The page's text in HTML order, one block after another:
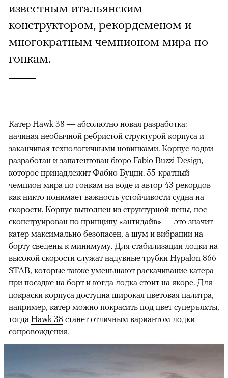
известным итальянским
конструктором, рекордсменом и
многократным чемпионом мира по
гонкам.
Катер Hawk 38 — абсолютно новая разработка:
начиная необычной ребристой структурой корпуса и
заканчивая технологичными новинками. Корпус лодки
разработан и запатентован бюро Fabio Buzzi Design,
которое принадлежит Фабио Буцци. 55-кратный
чемпион мира по гонкам на воде и автор 43 рекордов
как никто понимает важность устойчивости судна на
скорости. Корпус выполнен из структурной пены, нос
сконструирован по принципу «антидайв» — это значит
катер максимально безопасен, а шум и вибрации на
борту сведены к минимуму. Для стабилизации лодки на
высокой скорости служат надувные трубки Hypalon 866
STAB, которые также уменьшают раскачивание катера
при посадке на борт и когда лодка стоит на якоре. Для
покраски корпуса доступна широкая цветовая палитра,
например, катер можно покрасить под цвет суперъяхты,
тогда Hawk 38 станет отличным вариантом лодки
сопровождения.